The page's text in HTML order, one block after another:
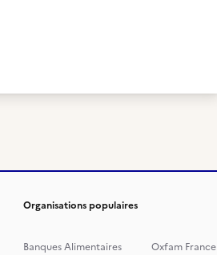
Organisations populaires
Banques Alimentaires
Oxfam France